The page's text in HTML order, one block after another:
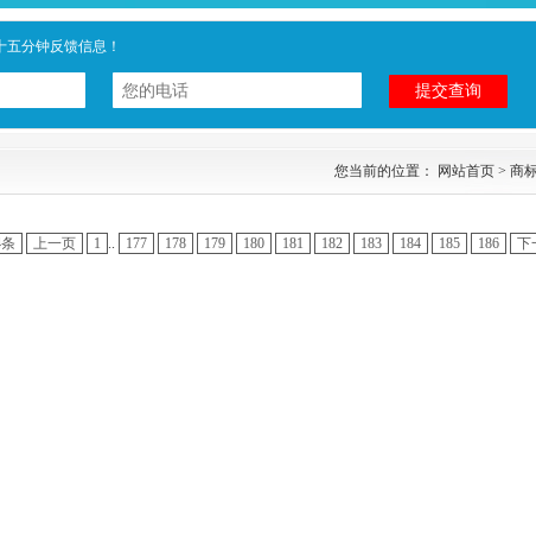
五分钟反馈信息！
您当前的位置： 网站首页 > 商
上一页 1 .. 177 178 179 180 181 182 183 184 185 186 下